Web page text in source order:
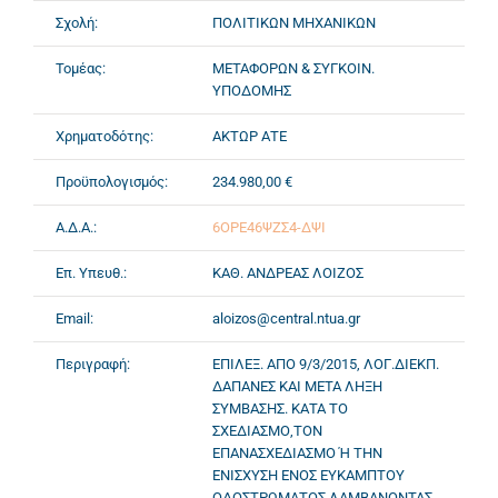
Σχολή: ΠΟΛΙΤΙΚΩΝ ΜΗΧΑΝΙΚΩΝ
Τομέας:
ΜΕΤΑΦΟΡΩΝ & ΣΥΓΚΟΙΝ.
ΥΠΟΔΟΜΗΣ
Χρηματοδότης: ΑΚΤΩΡ ΑΤΕ
Προϋπολογισμός: 234.980,00 €
Α.Δ.Α.: 6ΟΡΕ46ΨΖΣ4-ΔΨΙ
Επ. Υπευθ.: ΚΑΘ. ΑΝΔΡΕΑΣ ΛΟΙΖΟΣ
Email: aloizos@central.ntua.gr
Περιγραφή:
ΕΠΙΛΕΞ. ΑΠΟ 9/3/2015, ΛΟΓ.ΔΙΕΚΠ.
ΔΑΠΑΝΕΣ ΚΑΙ ΜΕΤΑ ΛΗΞΗ
ΣΥΜΒΑΣΗΣ. ΚΑΤΑ ΤΟ
ΣΧΕΔΙΑΣΜΟ,ΤΟΝ
ΕΠΑΝΑΣΧΕΔΙΑΣΜΟ Ή ΤΗΝ
ΕΝΙΣΧΥΣΗ ΕΝΟΣ ΕΥΚΑΜΠΤΟΥ